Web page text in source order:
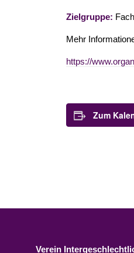
Zielgruppe:
Mehr
https://
Zum
Verein